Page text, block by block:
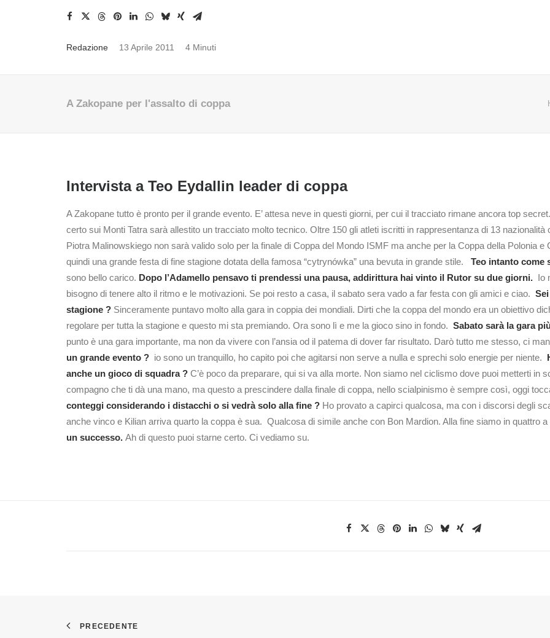
Redazione 13 Aprile 2011 4 Minuti
A Zakopane per l'assalto di coppa
Intervista a Teo Eydallin leader di coppa
A Zakopane tutto è pronto per il grande evento. E’ attesa neve in questi giorni, per cui il tracciato rimane ancora top
certo sui Monti Tatra sarà allestito un tracciato molto tecnico. Oltre 150 gli atleti iscritti in rappresentanza di 13
Piotra Malinowskiego non sarà valido solo per la finale di Coppa del Mondo ISMF ma anche per la Coppa della Polonia
quindi una grande festa di fine stagione dotata della famosa “cytrynówka” una bevuta in grande stile. Teo intanto come
sono bello carico. Dopo l’Adamello pensavo ti prendessi una pausa, addirittura hai vinto il Rutor su due giorni. Io
bisogno di tenere alto il ritmo e le motivazioni. Se poi resto a casa, il sabato sera vado a far festa con gli amici e ciao.
stagione ? Sinceramente puntavo molto alla gara in coppia dei mondiali. Dirti che la coppa del mondo era un obiettivo
regolare per tutta la stagione e questo mi sta premiando. Ora sono lì e me la gioco sino in fondo. Sabato sarà la gara
punto è una gara importante, ma non da vivere con l’ansia od il patema di dover far risultato. Darò tutto me stesso, ci
un grande evento ? io sono un tranquillo, ho capito poi che agitarsi non serve a nulla e sprechi solo energie per niente.
anche un gioco di squadra ? C’è poco da preparare, qui si va alla morte. Non siamo nel ciclismo dove puoi metterti in
compagno che ti dà una mano, ma questo a prescindere dalla finale di coppa, nello scialpinismo è sempre così, oggi
conteggi considerando i distacchi o si vedrà solo alla fine ? Ho provato a capirci qualcosa, ma con i discorsi degli
anche vinco e Kilian arriva quarto la coppa è sua. Qualcosa di simile anche con Bon Mardion. Alla fine siamo in quattro a
un successo. Ah di questo puoi starne certo. Ci vediamo su.
PRECEDENTE